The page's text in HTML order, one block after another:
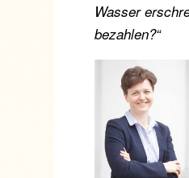
Wasser
bezahlen?“